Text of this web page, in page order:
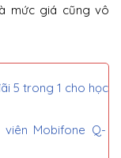
mức giá cũng vô
5 trong 1 cho học
Mobifone Q-